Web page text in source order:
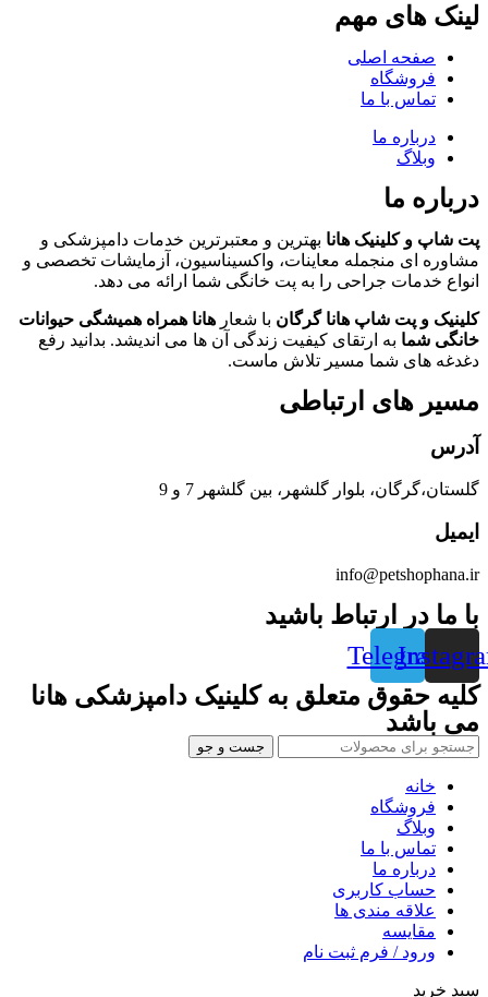
لینک های مهم
صفحه اصلی
فروشگاه
تماس با ما
درباره ما
وبلاگ
درباره ما
پت شاپ و کلینیک هانا بهترین و معتبرترین خدمات دامپزشکی و
مشاوره ای منجمله معاینات، واکسیناسیون، آزمایشات تخصصی و
انواع خدمات جراحی را به پت خانگی شما ارائه می دهد.
کلینیک و پت شاپ هانا گرگان با شعار هانا همراه همیشگی حیوانات
خانگی شما به ارتقای کیفیت زندگی آن ها می اندیشد. بدانید رفع
دغدغه های شما مسیر تلاش ماست.
مسیر های ارتباطی
آدرس
گلستان،گرگان، بلوار گلشهر، بین گلشهر 7 و 9
ایمیل
info@petshophana.ir
با ما در ارتباط باشید
Telegram
کلیه حقوق متعلق به کلینیک دامپزشکی هانا
می باشد
جست و جو
خانه
فروشگاه
وبلاگ
تماس با ما
درباره ما
حساب کاربری
علاقه مندی ها
مقایسه
ورود / فرم ثبت نام
سبد خرید